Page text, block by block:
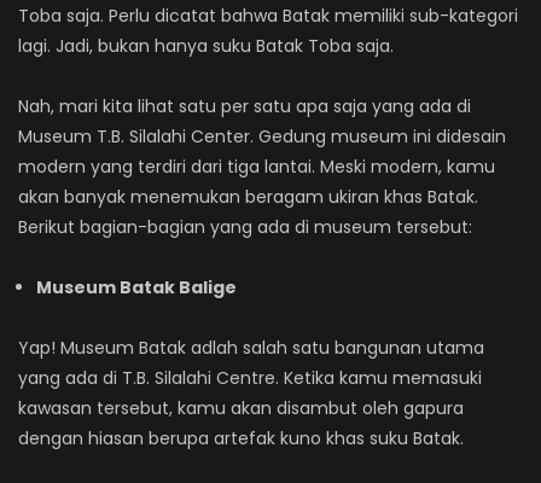
Toba saja. Perlu dicatat bahwa Batak memiliki sub-kategori
lagi. Jadi, bukan hanya suku Batak Toba saja.
Nah, mari kita lihat satu per satu apa saja yang ada di
Museum T.B. Silalahi Center. Gedung museum ini didesain
modern yang terdiri dari tiga lantai. Meski modern, kamu
akan banyak menemukan beragam ukiran khas Batak.
Berikut bagian-bagian yang ada di museum tersebut:
Museum Batak Balige
Yap! Museum Batak adlah salah satu bangunan utama
yang ada di T.B. Silalahi Centre. Ketika kamu memasuki
kawasan tersebut, kamu akan disambut oleh gapura
dengan hiasan berupa artefak kuno khas suku Batak.